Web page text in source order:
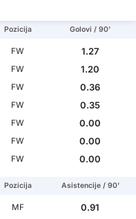
Pozicija Golovi / 90'
FW
1.27
FW
1.20
FW
0.36
FW
0.35
FW
0.00
FW
0.00
FW 0.00
Pozicija Asistencije / 90'
MF
0.91